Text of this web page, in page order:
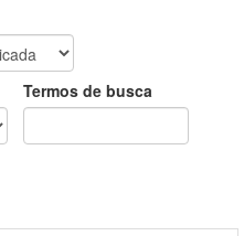
Termos de busca